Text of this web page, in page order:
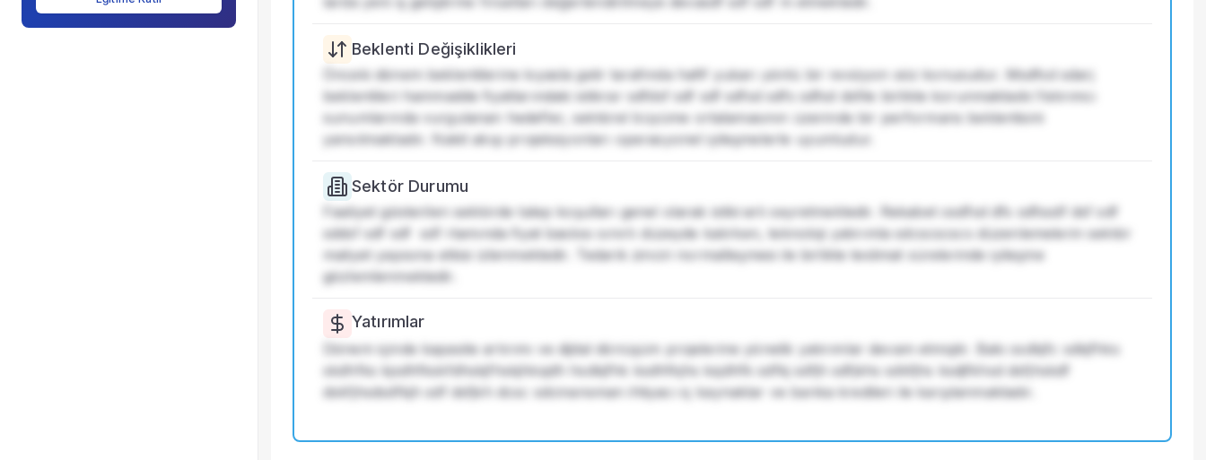
Beklenti Değişiklikleri
Önceki dönem beklentilerine kıyasla gelir tarafında hafif yukarı yönlü bir revizyon söz konusudur. Msdfsd sdarj
beklentileri hammadde fiyatlarındaki istikrar sdfdsf sdf sdf sdfsd sdfs sdfsd dsfile birlikte korunmaktadır.Yatırımcı
sunumlarında vurgulanan hedefler, sektörel büyüme ortalamasının üzerinde bir performans beklentisini
yansıtmaktadır. Nakit akışı projeksiyonları operasyonel iyileşmelerle uyumludur.
Sektör Durumu
Faaliyet gösterilen sektörde talep koşulları genel olarak istikrarlı seyretmektedir. Rekabet osdfsd dfs sdfssdf dsf sdf
sddsf sdf sdf  sdf rtamında fiyat baskısı sınırlı düzeyde kalırken, teknoloji yatırımla sdcscscscs düzenlemelerin sektör
maliyet yapısına etkisi izlenmektedir. Tedarik zinciri normalleşmesi ile birlikte teslimat sürelerinde iyileşme
gözlemlenmektedir.
Yatırımlar
Dönem içinde kapasite artırımı ve dijital dönüşüm projelerine yönelik yatırımlar devam etmiştir. Bakı ssdkjfc sdkjfhks
skdhfks kjsdhfkskfdhskjfhskjhksjdh hsdkjfhk ksdhfkjhs ksjdhfk sdfkj sdfjh sdfjkhs sdkfjhs ksdjfkhsd dsfjhskdf
dskfjhsdsdfkjh sdf dsfjkh dcsc sdcinansman ihtiyacı iç kaynaklar ve banka kredileri ile karşılanmaktadır.